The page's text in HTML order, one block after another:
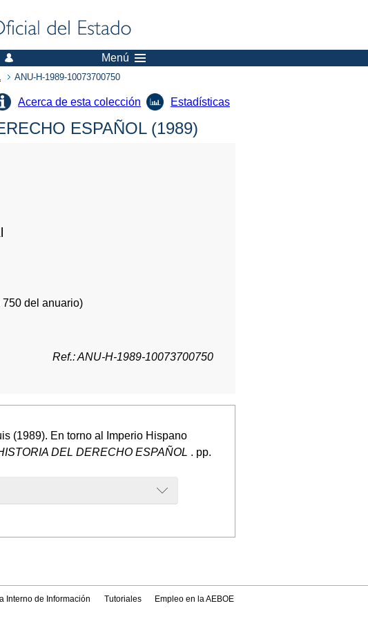
Menú
ANU-H-1989-10073700750
Acerca de esta colección Estadísticas
ESPAÑOL (1989)
750 del anuario)
Ref.: ANU-H-1989-10073700750
(1989). En torno al Imperio Hispano
DEL DERECHO ESPAÑOL . pp.
Interno de Información Tutoriales Empleo en la AEBOE